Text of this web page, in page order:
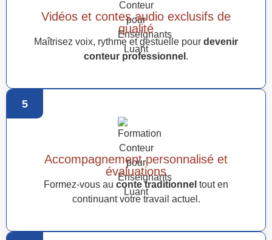
Vidéos et contes audio exclusifs de
qualité
Maîtrisez voix, rythme et gestuelle pour devenir
conteur professionnel .
5
Accompagnement personnalisé et
évaluations
Formez-vous au conte traditionnel tout en
continuant votre travail actuel.